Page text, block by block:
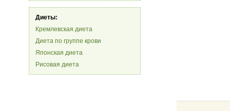
Диеты:
Кремлевская диета
Диета по группе крови
Японская диета
Рисовая диета